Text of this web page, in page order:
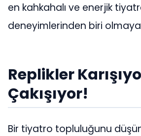
en kahkahalı ve enerjik
deneyimlerinden biri
Replikler
Çakışıyor!
Bir tiyatro topluluğunu